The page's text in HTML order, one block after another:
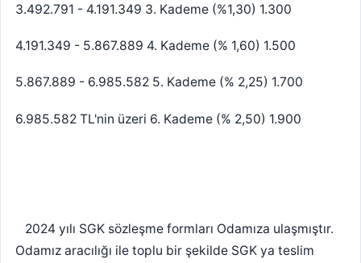
3.492.791 - 4.191.349 3. Kademe (%1,30) 1.300
4.191.349 - 5.867.889 4. Kademe (% 1,60) 1.500
5.867.889 - 6.985.582 5. Kademe (% 2,25) 1.700
6.985.582 TL'nin üzeri 6. Kademe (% 2,50) 1.900
2024 yılı SGK sözleşme formları Odamıza ulaşmıştır.
Odamız aracılığı ile toplu bir şekilde SGK ya teslim